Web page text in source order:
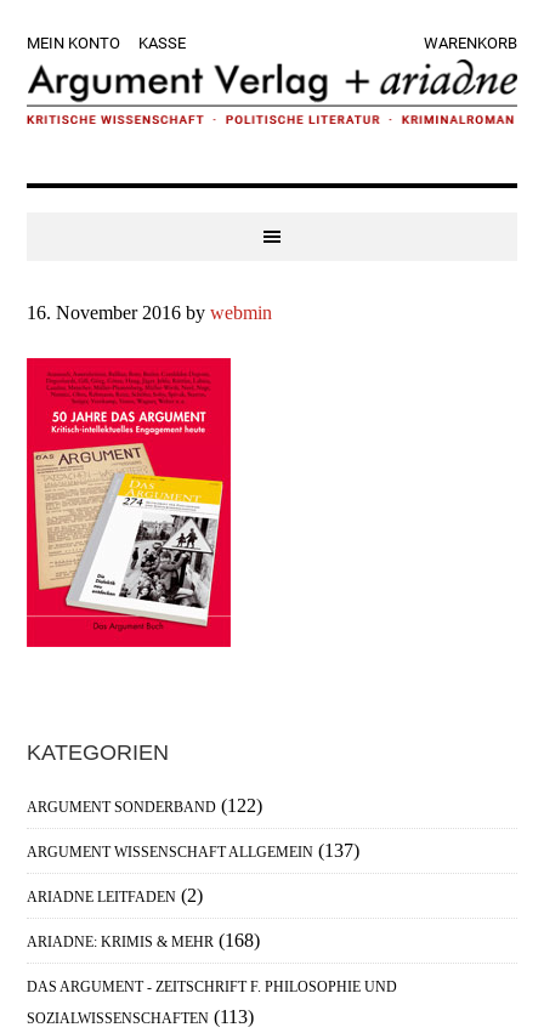
Hauptnavigation
springen
main
content
Hauptsidebar
springen
Fußzeile
springen
MEIN KONTO KASSE WARENKORB
16. November 2016 bywebmin
Haupt-
Sidebar
KATEGORIEN
ARGUMENT SONDERBAND (122)
ARGUMENT WISSENSCHAFT ALLGEMEIN (137)
ARIADNE LEITFADEN (2)
ARIADNE: KRIMIS & MEHR (168)
DAS ARGUMENT - ZEITSCHRIFT F. PHILOSOPHIE UND
SOZIALWISSENSCHAFTEN (113)